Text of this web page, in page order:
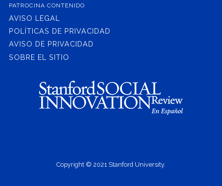
PATROCINA CONTENIDO
AVISO LEGAL
POLÍTICAS DE PRIVACIDAD
AVISO DE PRIVACIDAD
SOBRE EL SITIO
Copyright © 2021 Stanford University.